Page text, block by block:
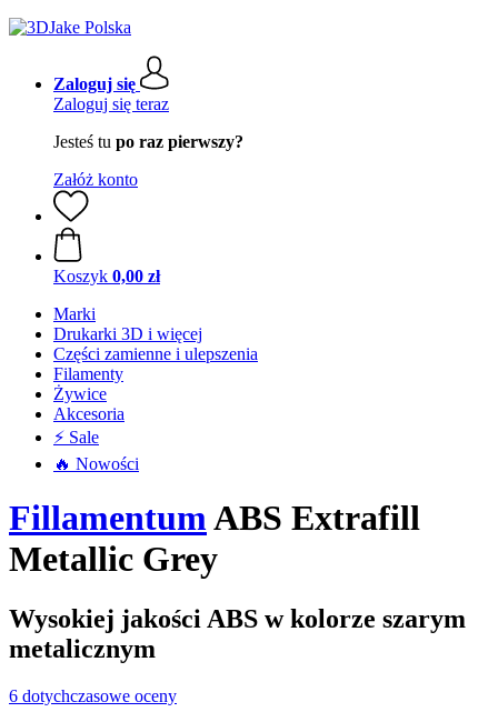
Zaloguj się
Zaloguj się teraz
Jesteś tu po raz pierwszy?
Załóż konto
Koszyk 0,00 zł
Marki
Drukarki 3D i więcej
Części zamienne i ulepszenia
Filamenty
Żywice
Akcesoria
⚡ Sale
🔥 Nowości
FillamentumABS Extrafill
Metallic Grey
Wysokiej jakości ABS w kolorze szarym
metalicznym
6 dotychczasowe oceny